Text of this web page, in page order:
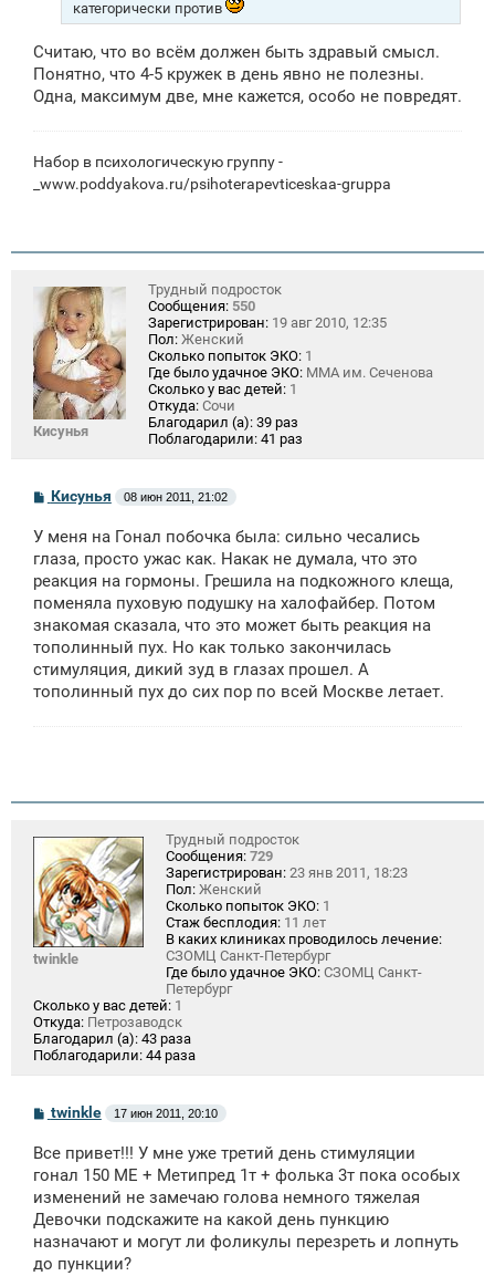
категорически против
Считаю, что во всём должен быть здравый смысл.
Понятно, что 4-5 кружек в день явно не полезны.
Одна, максимум две, мне кажется, особо не повредят.
Набор в психологическую группу -
_www.poddyakova.ru/psihoterapevticeskaa-gruppa
Кисунья
Трудный подросток
Сообщения: 550
Зарегистрирован: 19 авг 2010, 12:35
Пол: Женский
Сколько попыток ЭКО: 1
Где было удачное ЭКО: ММА им. Сеченова
Сколько у вас детей: 1
Откуда: Сочи
Благодарил (а): 39 раз
Поблагодарили: 41 раз
С
о
б
щ
н
и
Кисунья 08 июн 2011, 21:02
У меня на Гонал побочка была: сильно чесались
глаза, просто ужас как. Накак не думала, что это
реакция на гормоны. Грешила на подкожного клеща,
поменяла пуховую подушку на халофайбер. Потом
знакомая сказала, что это может быть реакция на
тополинный пух. Но как только закончилась
стимуляция, дикий зуд в глазах прошел. А
тополинный пух до сих пор по всей Москве летает.
twinkle
Трудный подросток
Сообщения: 729
Зарегистрирован: 23 янв 2011, 18:23
Пол: Женский
Сколько попыток ЭКО: 1
Стаж бесплодия: 11 лет
В каких клиниках проводилось лечение:
СЗОМЦ Санкт-Петербург
Где было удачное ЭКО: СЗОМЦ Санкт-
Петербург
Сколько у вас детей: 1
Откуда: Петрозаводск
Благодарил (а): 43 раза
Поблагодарили: 44 раза
С
б
щ
н
и
twinkle 17 июн 2011, 20:10
Все привет!!! У мне уже третий день стимуляции
гонал 150 МЕ + Метипред 1т + фолька 3т пока особых
изменений не замечаю голова немного тяжелая
Девочки подскажите на какой день пункцию
назначают и могут ли фоликулы перезреть и лопнуть
до пункции?